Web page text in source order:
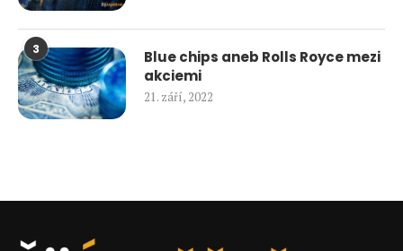
3
Blue chips aneb Rolls Royce mezi
akciemi
21. září, 2022